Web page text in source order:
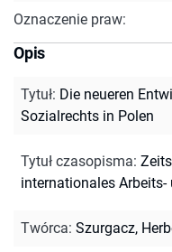
Oznaczenie praw:
Opis
Tytuł: Die neueren
Sozialrechts in Polen
Tytuł czasopisma:
internationales
Twórca: Szurgacz,